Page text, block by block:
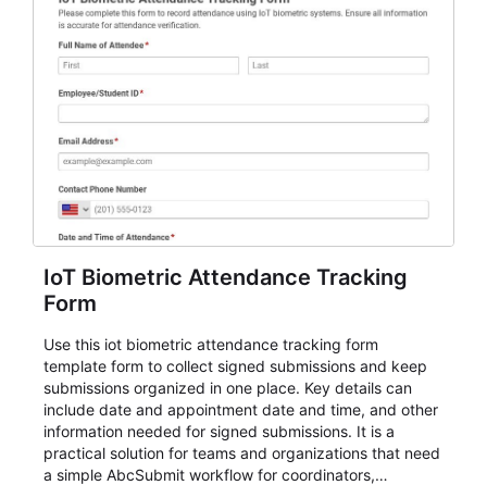
IoT Biometric Attendance Tracking
Form
Use this iot biometric attendance tracking form
template form to collect signed submissions and keep
submissions organized in one place. Key details can
include date and appointment date and time, and other
information needed for signed submissions. It is a
practical solution for teams and organizations that need
a simple AbcSubmit workflow for coordinators,